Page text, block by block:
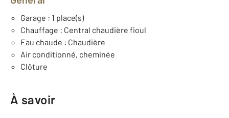
Garage : 1 place(s)
Chauffage : Central chaudière fioul
Eau chaude : Chaudière
Air conditionné, cheminée
Clôture
À savoir